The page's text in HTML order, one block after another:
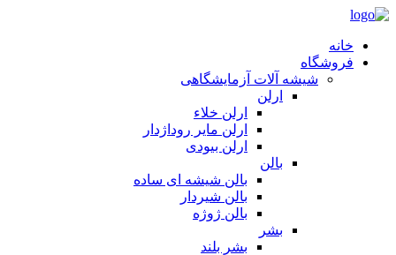
خانه
فروشگاه
شیشه آلات آزمایشگاهی
ارلن
ارلن خلاء
ارلن مایر روداژدار
ارلن بیودی
بالن
بالن شیشه ای ساده
بالن شیردار
بالن ژوژه
بشر
بشر بلند